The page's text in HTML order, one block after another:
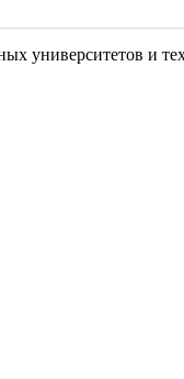
университетов и